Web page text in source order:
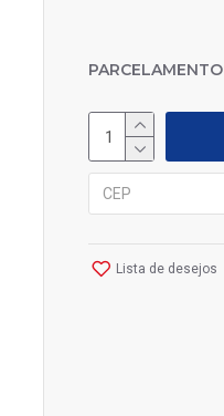
PARCELAMENTO
Lista de desejos